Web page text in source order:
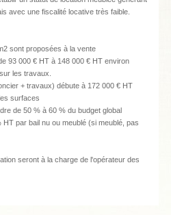
avec une fiscalité locative très faible.
sont proposées à la vente
93 000 € HT à 148 000 € HT environ
les travaux.
+ travaux) débute à 172 000 € HT
surfaces
de 50 % à 60 % du budget global
par bail nu ou meublé (si meublé, pas
seront à la charge de l'opérateur des